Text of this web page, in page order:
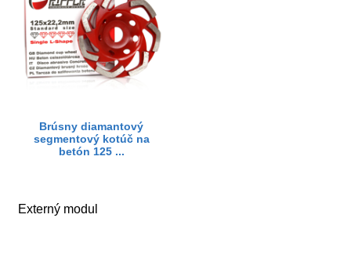
Brúsny diamantový
segmentový kotúč na
betón 125 ...
Externý modul